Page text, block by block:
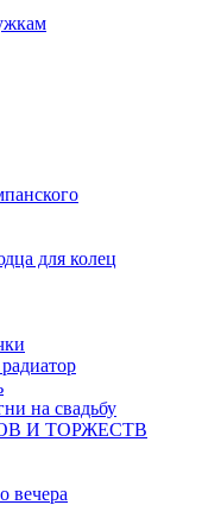
для колец
на свадьбу
И ТОРЖЕСТВ
вечера